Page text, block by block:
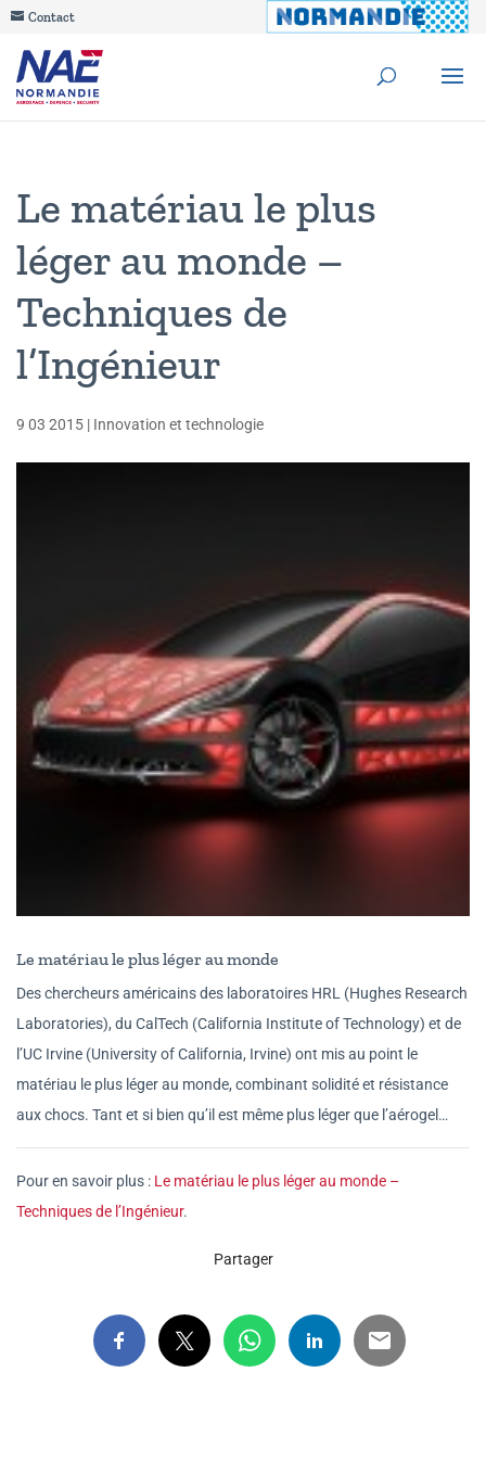
Contact
Le matériau le plus
léger au monde –
Techniques de
l’Ingénieur
9 03 2015 | Innovation et technologie
Le matériau le plus léger au monde
Des chercheurs américains des laboratoires HRL (Hughes Research
Laboratories), du CalTech (California Institute of Technology) et de
l’UC Irvine (University of California, Irvine) ont mis au point le
matériau le plus léger au monde, combinant solidité et résistance
aux chocs. Tant et si bien qu’il est même plus léger que l’aérogel…
Pour en savoir plus : Le matériau le plus léger au monde –
Techniques de l’Ingénieur.
Partager